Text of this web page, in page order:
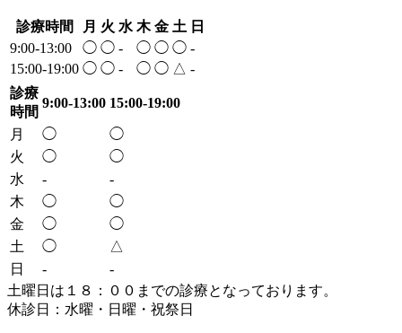
診療時間 月 火 水 木 金 土 日
9:00-13:00
◯ ◯ - ◯ ◯ ◯ -
15:00-19:00 ◯ ◯ - ◯ ◯ △ -
診療
時間
9:00-13:00 15:00-19:00
月 ◯
◯
火
◯
◯
水
-
-
木
◯
◯
金
◯
◯
土
◯
△
日
-
-
土曜日は１８：００までの診療となっております。
休診日：水曜・日曜・祝祭日